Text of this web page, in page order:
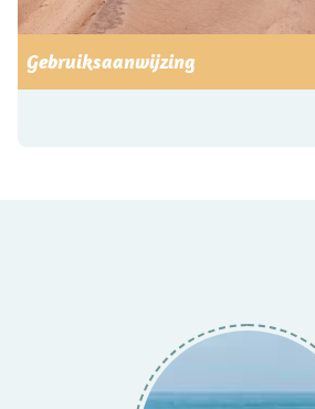
Gebruiksaanwijzing